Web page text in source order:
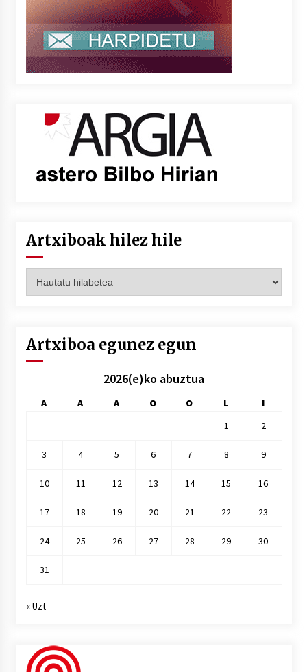
Artxiboak hilez hile
hilez
Artxiboa egunez egun
2026(e)ko abuztua
A A A O O L
I
1
2
3 4 5 6 7 8 9
10 11 12 13 14 15 16
17 18 19 20 21 22 23
24 25 26 27 28 29 30
31
« Uzt